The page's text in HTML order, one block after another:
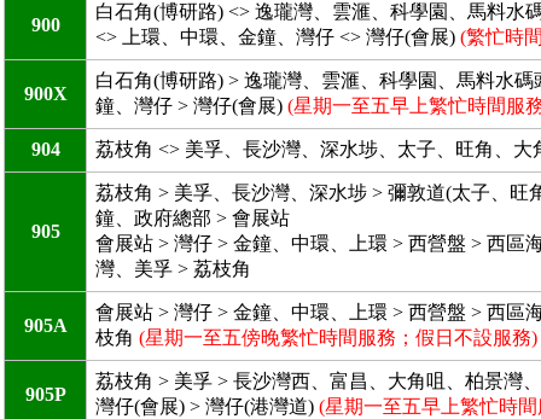
900
白石角(博研路) <> 逸瓏灣、雲滙、科學園、馬料水
<> 上環、中環、金鐘、灣仔 <> 灣仔(會展) (繁忙時
900X
白石角(博研路) > 逸瓏灣、雲滙、科學園、馬料水
鐘、灣仔 > 灣仔(會展) (星期一至五早上繁忙時間服
904 荔枝角 <> 美孚、長沙灣、深水埗、太子、旺角、
905
荔枝角 > 美孚、長沙灣、深水埗 > 彌敦道(太子、
鐘、政府總部 > 會展站
會展站 > 灣仔 > 金鐘、中環、上環 > 西營盤 > 西區
灣、美孚 > 荔枝角
905A
會展站 > 灣仔 > 金鐘、中環、上環 > 西營盤 > 西區
枝角 (星期一至五傍晚繁忙時間服務；假日不設服務)
905P
荔枝角 > 美孚 > 長沙灣西、富昌、大角咀、柏景灣
灣仔(會展) > 灣仔(港灣道) (星期一至五早上繁忙時